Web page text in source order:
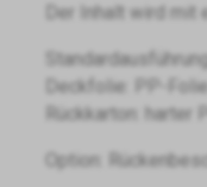
Der Inhalt wird
Deckfolie: PP-
Rückkarton:
Option: